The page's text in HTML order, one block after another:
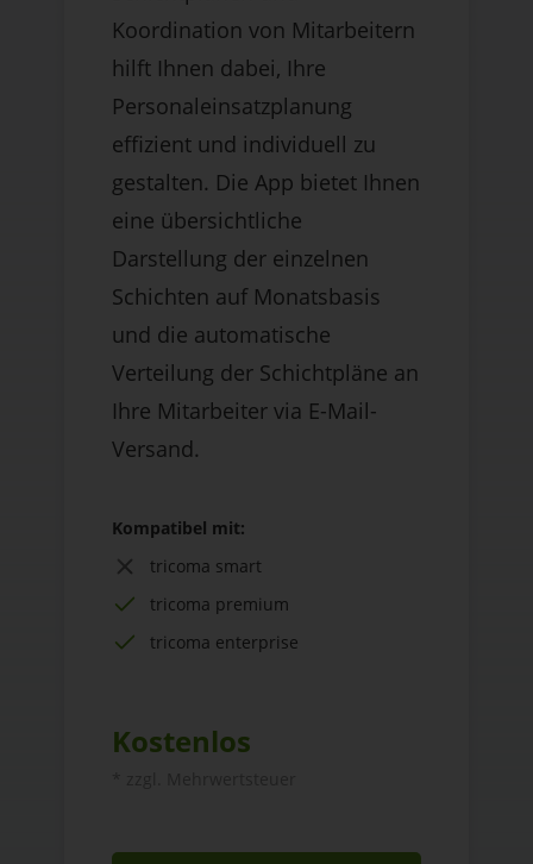
Koordination von Mitarbeitern
hilft Ihnen dabei, Ihre
Personaleinsatzplanung
effizient und individuell zu
gestalten. Die App bietet Ihnen
eine übersichtliche
Darstellung der einzelnen
Schichten auf Monatsbasis
und die automatische
Verteilung der Schichtpläne an
Ihre Mitarbeiter via E-Mail-
Versand.
Kompatibel mit:
tricoma smart
tricoma premium
tricoma enterprise
Kostenlos